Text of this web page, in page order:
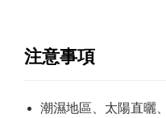
注意事項
潮濕地區、太陽直曬